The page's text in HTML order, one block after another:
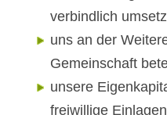
verbindlich
uns an der
Gemeinschaft
unsere
freiwillige